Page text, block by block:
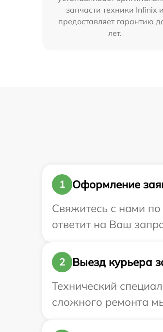
запчасти техники Infinix и
предоставляет гарантию
лет.
1
Оформление
Свяжитесь с нами
ответит на Ваш
2
Выезд курьера
Технический
сложного ремонта